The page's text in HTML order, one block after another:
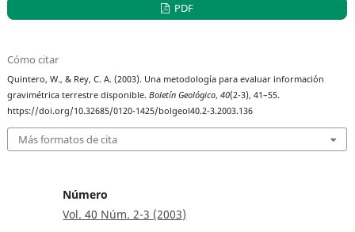
PDF
Cómo citar
Quintero, W., & Rey, C. A. (2003). Una metodología para evaluar información
gravimétrica terrestre disponible.Boletín Geológico,40(2-3), 41–55.
https://doi.org/10.32685/0120-1425/bolgeol40.2-3.2003.136
Más formatos de cita
Número
Vol. 40 Núm. 2-3 (2003)